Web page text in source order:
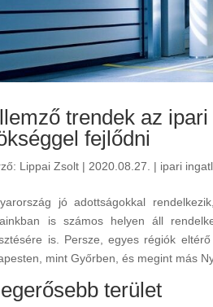
trendek az
fejlődni
Lippai Zsolt | 2020.08.27. | ipari
jó adottságokkal
is számos helyen áll
is. Persze, egyes régiók
mint Győrben, és megint más
terület